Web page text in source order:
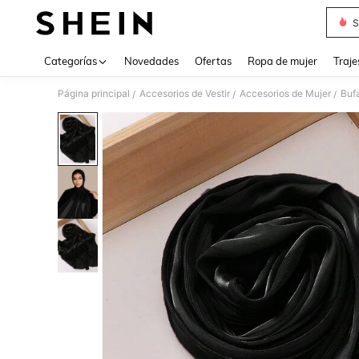
Categorías Novedades Ofertas Ropa de mujer
Página principal / Accesorios de Vestir / Accesorios de Mujer /